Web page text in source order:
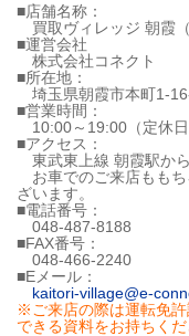
■店舗名称：
買取ヴィレッジ 朝霞
■運営会社
株式会社コネクト
■所在地：
埼玉県朝霞市本町1-
■営業時間：
10:00～19:00（定休日
■アクセス：
東武東上線 朝霞駅から
お車でのご来店ももち
ざいます。
■電話番号：
048-487-8188
■FAX番号：
048-466-2240
■Eメール：
kaitori-village@e-
※ご来店の際は運転免
できる資料をお持ちくだ